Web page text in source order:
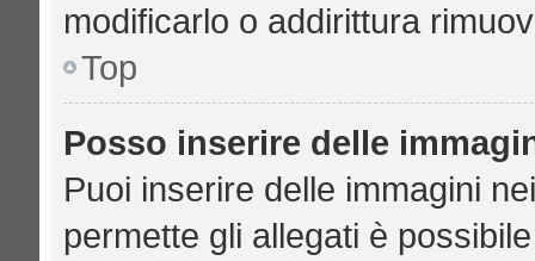
modificarlo o addirittura
Top
Posso inserire delle
Puoi inserire delle immagini
permette gli allegati è